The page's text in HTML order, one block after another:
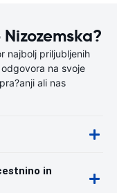
najbolj priljubljenih
na svoje
ali nas
in